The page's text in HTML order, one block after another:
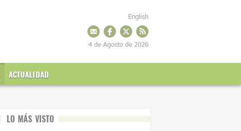
ACTUALIDAD
English
4 de Agosto de 2026
LO MÁS VISTO